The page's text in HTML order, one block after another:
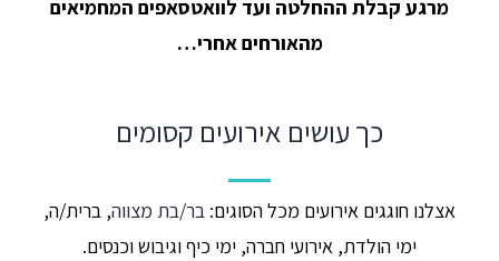
מרגע קבלת ההחלטה ועד לוואטסאפים המחמיאים
מהאורחים אחרי…​
כך עושים אירועים קסומים​
אצלנו חוגגים אירועים מכל הסוגים: בר/בת מצווה, ברית/ה,
ימי הולדת, אירועי חברה, ימי כיף וגיבוש וכנסים.